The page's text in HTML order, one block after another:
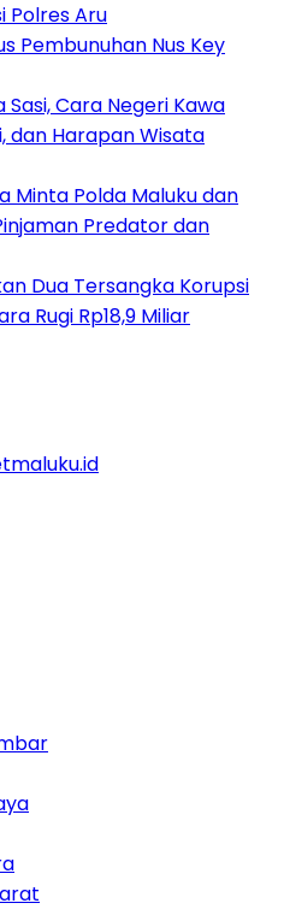
Polres Aru
Pembunuhan Nus Key
Cara Negeri Kawa
dan Harapan Wisata
Minta Polda Maluku dan
Predator dan
Dua Tersangka Korupsi
Rugi Rp18,9 Miliar